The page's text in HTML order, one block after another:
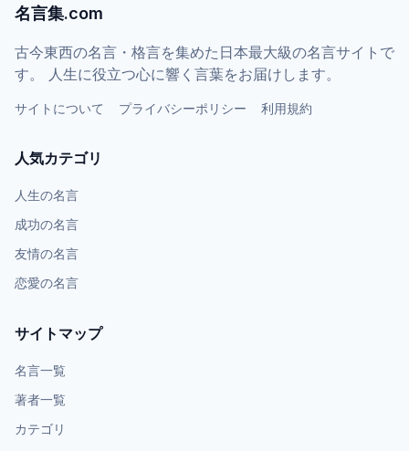
名言集.com
古今東西の名言・格言を集めた日本最大級の名言サイトで
す。 人生に役立つ心に響く言葉をお届けします。
サイトについて プライバシーポリシー 利用規約
人気カテゴリ
人生の名言
成功の名言
友情の名言
恋愛の名言
サイトマップ
名言一覧
著者一覧
カテゴリ